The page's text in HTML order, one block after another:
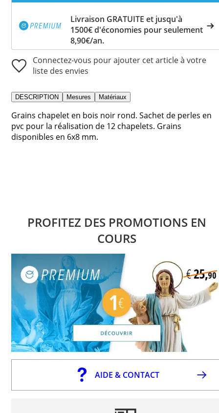
Livraison GRATUITE et jusqu'à
1500€ d'économies pour seulement
8,90€/an.
Connectez-vous pour ajouter cet article à votre
liste des envies
DESCRIPTION Mesures Matériaux
Grains chapelet en bois noir rond. Sachet de perles en
pvc pour la réalisation de 12 chapelets. Grains
disponibles en 6x8 mm.
PROFITEZ DES PROMOTIONS EN
COURS
AIDE & CONTACT